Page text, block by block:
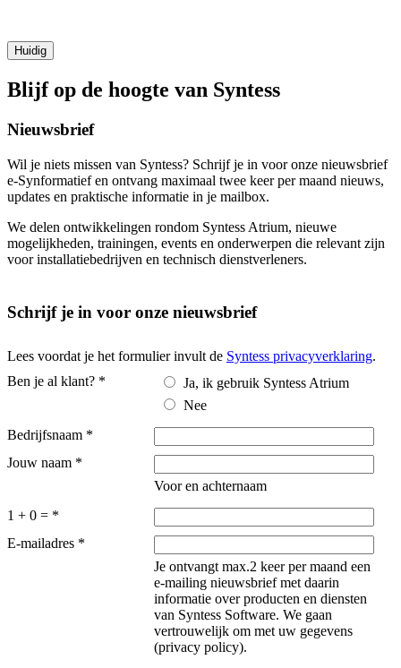
Huidig
Blijf op de hoogte van Syntess
Nieuwsbrief
Wil je niets missen van Syntess? Schrijf je in voor onze nieuwsbrief
e-Synformatief en ontvang maximaal twee keer per maand nieuws,
updates en praktische informatie in je mailbox.
We delen ontwikkelingen rondom Syntess Atrium, nieuwe
mogelijkheden, trainingen, events en onderwerpen die relevant zijn
voor installatiebedrijven en technisch dienstverleners.
Schrijf je in voor onze nieuwsbrief
Lees voordat je het formulier invult de Syntess privacyverklaring.
Ben je al klant? *
Ja, ik gebruik Syntess Atrium
Nee
Bedrijfsnaam *
Jouw naam *
Voor en achternaam
1 + 0 = *
E-mailadres *
Je ontvangt max.2 keer per maand een
e-mailing nieuwsbrief met daarin
informatie over producten en diensten
van Syntess Software. We gaan
vertrouwelijk om met uw gegevens
(privacy policy).